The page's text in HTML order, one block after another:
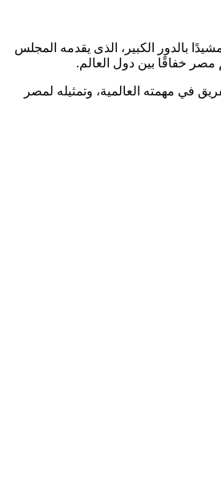
لدعم منتخب مصر الأول، إعلاميًا، خلال بطولة كأس العالم ،2026 باعتباره واجبًا وطنيًا، مشيدًا بالدور الكبير، الذى يقدمه المجلس
مصر خفاقًا بين دول العالم.
القدم، أهمية الالتفاف الكامل حول المنتخب الوطني الأول لكرة القدم، قبل أيام من انطلاق بطولة كأس العالم 2026، دعمًا للفريق في مهمته العالمية، وتمثيله لمصر